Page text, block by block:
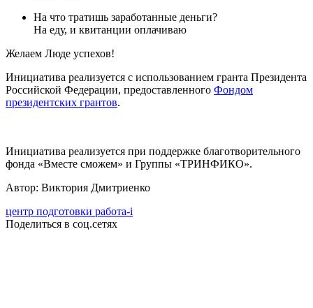
На что тратишь заработанные деньги?
На еду, и квитанции оплачиваю
Желаем Люде успехов!
Инициатива реализуется с использованием гранта Президента
Российской Федерации, предоставленного Фондом
президентских грантов.
Инициатива реализуется при поддержке благотворительного
фонда «Вместе сможем» и Группы «ТРИНФИКО».
Автор: Виктория Дмитриенко
центр подготовки работа-i
Поделиться в соц.сетях